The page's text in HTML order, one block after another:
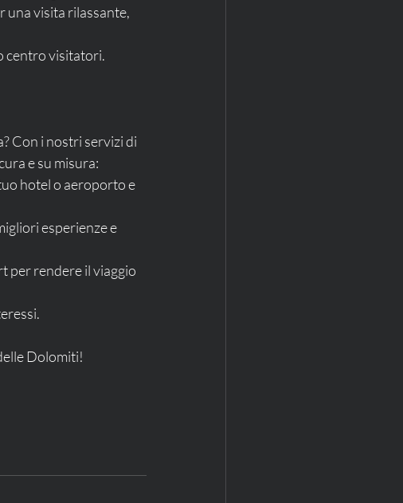
una visita rilassante,
centro visitatori.
Con i nostri servizi di
e su misura:
Dolomiti!